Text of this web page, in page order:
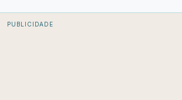
PUBLICIDADE